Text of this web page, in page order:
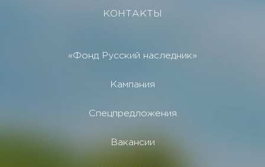
КОНТАКТЫ
«Фонд Русский наследник»
Кампания
Спецпредложения
Вакансии